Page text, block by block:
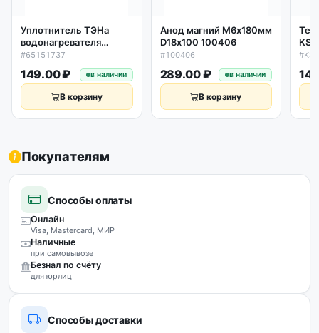
Уплотнитель ТЭНа
водонагревателя
D62*45*13,5мм
силикон Ariston,
Thermex, низкая
65151737
#65151737
149.00 ₽ в наличии
В корзину
Анод магний М6х180мм
D18х100 100406
#100406
289.00 ₽ в наличии
В корзину
Покупателям
Способы оплаты
Онлайн
Visa, Mastercard, МИР
Наличные
при самовывозе
Безнал по счёту
для юрлиц
Способы доставки